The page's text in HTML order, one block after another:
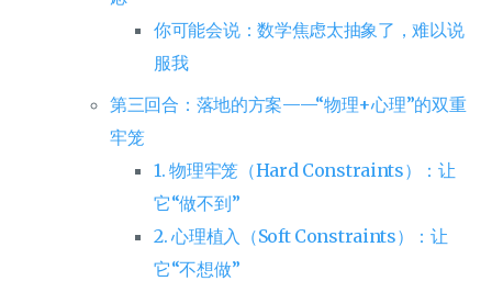
你可能会说：数学焦虑太抽象了，难以说
服我
第三回合：落地的方案——“物理+心理”的双重
牢笼
1. 物理牢笼（Hard Constraints）：让
它“做不到”
2. 心理植入（Soft Constraints）：让
它“不想做”